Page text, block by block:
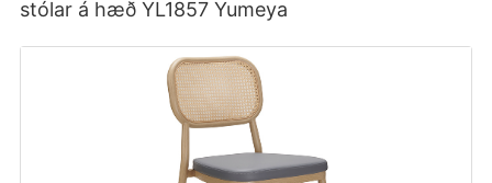
stólar á hæð YL1857 Yumeya